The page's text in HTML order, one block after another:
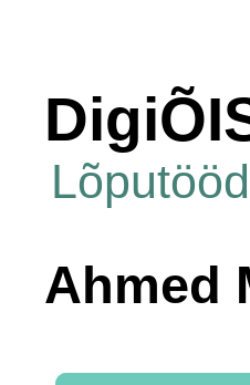
Lõputööd
Ahmed